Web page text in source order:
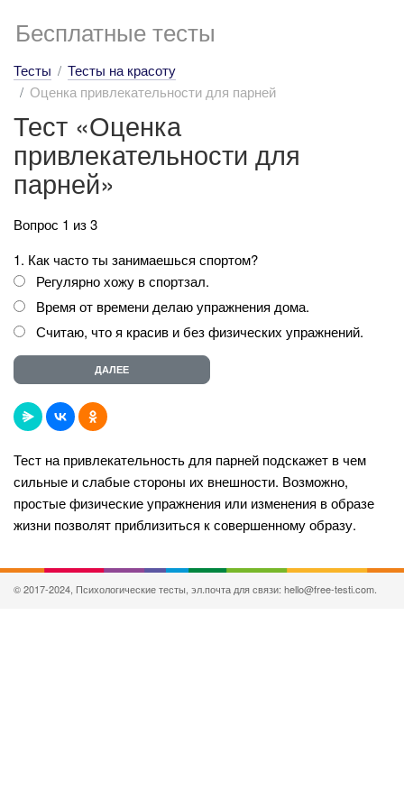
Бесплатные тесты
Тесты
Тесты на красоту
Оценка привлекательности для парней
Тест «Оценка
привлекательности для
парней»
Вопрос 1 из 3
1. Как часто ты занимаешься спортом?
Регулярно хожу в спортзал.
Время от времени делаю упражнения дома.
Считаю, что я красив и без физических упражнений.
Тест на привлекательность для парней подскажет в чем
сильные и слабые стороны их внешности. Возможно,
простые физические упражнения или изменения в образе
жизни позволят приблизиться к совершенному образу.
© 2017-2024, Психологические тесты, эл.почта для связи: hello@free-testi.com.